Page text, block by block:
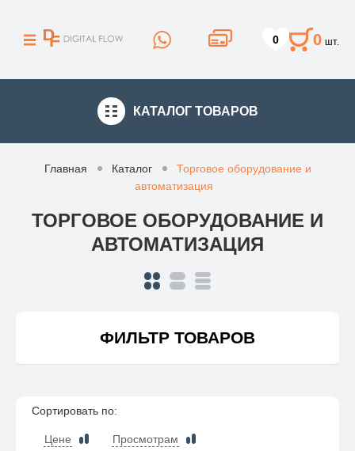
0 0 шт.
КАТАЛОГ ТОВАРОВ
Главная Каталог
Торговое оборудование и
автоматизация
ТОРГОВОЕ ОБОРУДОВАНИЕ И
АВТОМАТИЗАЦИЯ
ФИЛЬТР ТОВАРОВ
Сортировать по:
Цене Просмотрам